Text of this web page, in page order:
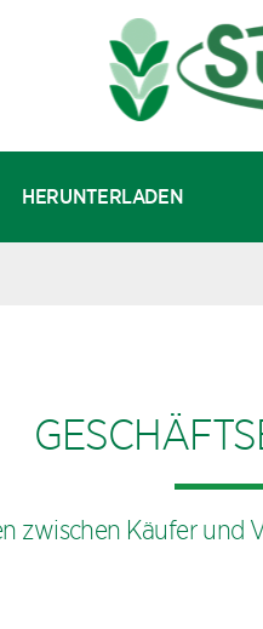
HERUNTERLADEN
zwischen Käufer und